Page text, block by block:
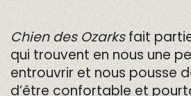
Chien des Ozarksfait
qui trouvent en nous une
entrouvrir et nous pousse
d’être confortable et